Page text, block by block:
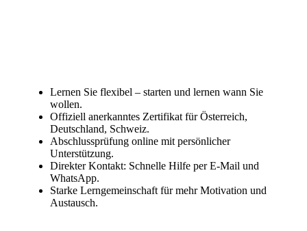
Lernen Sie flexibel – starten und lernen wann Sie
wollen.
Offiziell anerkanntes Zertifikat für Österreich,
Deutschland, Schweiz.
Abschlussprüfung online mit persönlicher
Unterstützung.
Direkter Kontakt: Schnelle Hilfe per E-Mail und
WhatsApp.
Starke Lerngemeinschaft für mehr Motivation und
Austausch.